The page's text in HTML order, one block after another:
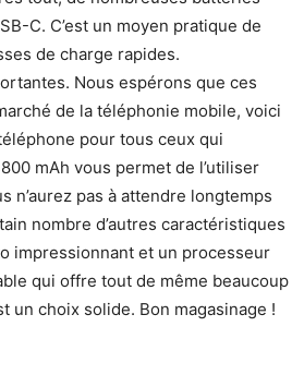
C. C’est un moyen pratique de
de charge rapides.
Nous espérons que ces
de la téléphonie mobile, voici
pour tous ceux qui
mAh vous permet de l’utiliser
n’aurez pas à attendre longtemps
nombre d’autres caractéristiques
impressionnant et un processeur
qui offre tout de même beaucoup
un choix solide. Bon magasinage !